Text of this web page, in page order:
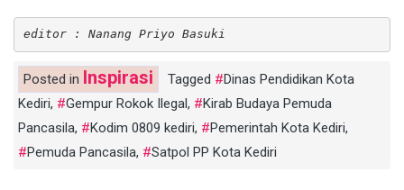
editor : Nanang Priyo Basuki
Posted in Inspirasi Tagged
Dinas Pendidikan Kota
Kediri, Gempur Rokok Ilegal,
Kirab Budaya Pemuda
Pancasila, Kodim 0809 kediri, Pemerintah Kota Kediri,
Pemuda Pancasila, Satpol PP Kota Kediri